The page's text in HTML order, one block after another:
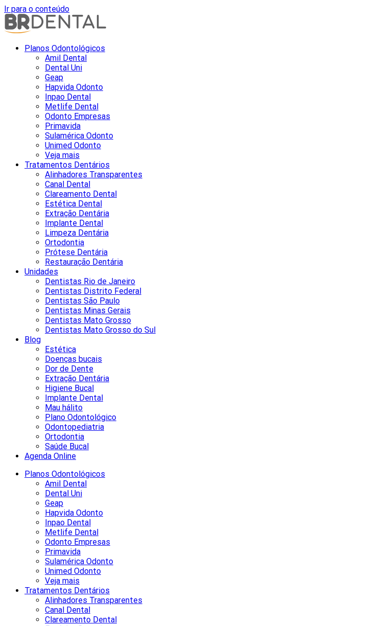
Ir para o conteúdo
Planos Odontológicos
Amil Dental
Dental Uni
Geap
Hapvida Odonto
Inpao Dental
Metlife Dental
Odonto Empresas
Primavida
Sulamérica Odonto
Unimed Odonto
Veja mais
Tratamentos Dentários
Alinhadores Transparentes
Canal Dental
Clareamento Dental
Estética Dental
Extração Dentária
Implante Dental
Limpeza Dentária
Ortodontia
Prótese Dentária
Restauração Dentária
Unidades
Dentistas Rio de Janeiro
Dentistas Distrito Federal
Dentistas São Paulo
Dentistas Minas Gerais
Dentistas Mato Grosso
Dentistas Mato Grosso do Sul
Blog
Estética
Doenças bucais
Dor de Dente
Extração Dentária
Higiene Bucal
Implante Dental
Mau hálito
Plano Odontológico
Odontopediatria
Ortodontia
Saúde Bucal
Agenda Online
Planos Odontológicos
Amil Dental
Dental Uni
Geap
Hapvida Odonto
Inpao Dental
Metlife Dental
Odonto Empresas
Primavida
Sulamérica Odonto
Unimed Odonto
Veja mais
Tratamentos Dentários
Alinhadores Transparentes
Canal Dental
Clareamento Dental